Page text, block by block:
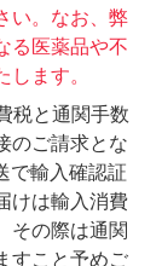
い。なお、弊
る医薬品や不
ます。
税と通関手数
のご請求とな
で輸入確認証
けは輸入消費
その際は通関
すこと予めご